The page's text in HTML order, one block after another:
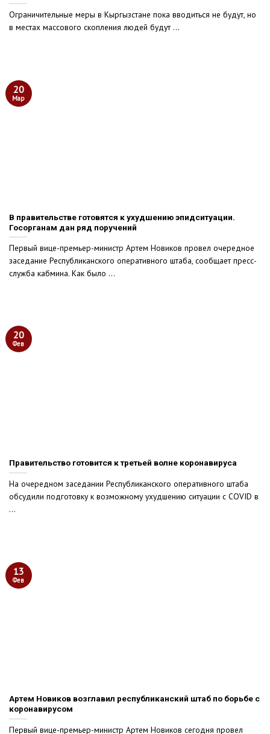
Ограничительные меры в Кыргызстане пока вводиться не будут, но
в местах массового скопления людей будут ...
В правительстве готовятся к ухудшению эпидситуации.
Госорганам дан ряд поручений
Первый вице-премьер-министр Артем Новиков провел очередное
заседание Республиканского оперативного штаба, сообщает пресс-
служба кабмина. Как было ...
20
Мар
Правительство готовится к третьей волне коронавируса
На очередном заседании Республиканского оперативного штаба
обсудили подготовку к возможному ухудшению ситуации с COVID в
...
20
Фев
Артем Новиков возглавил республиканский штаб по борьбе с
коронавирусом
Первый вице-премьер-министр Артем Новиков сегодня провел
13
Фев